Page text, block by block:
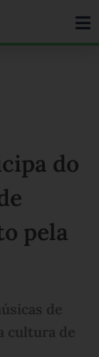
do
pela
de
cultura de